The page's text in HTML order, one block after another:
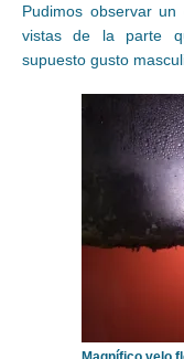
Pudimos observar
vistas de la parte
supuesto gusto